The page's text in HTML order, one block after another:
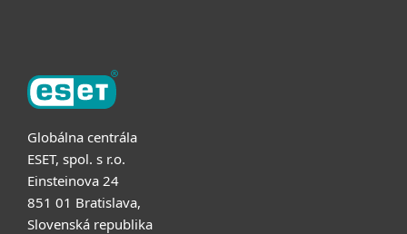
Globálna centrála
ESET, spol. s r.o.
Einsteinova 24
851 01 Bratislava,
Slovenská republika